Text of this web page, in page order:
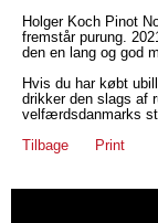
Holger Koch Pinot
fremstår purung.
den en lang og god
Hvis du har købt
drikker den slags af
velfærdsdanmarks
Tilbage
Print